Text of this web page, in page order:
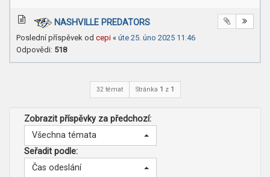
NASHVILLE PREDATORS
Poslední příspěvek od cepi « úte 25. úno 2025 11:46
Odpovědi: 518
32 témat Stránka 1 z 1
Zobrazit příspěvky za předchozí:
Všechna témata
Seřadit podle:
Čas odeslání